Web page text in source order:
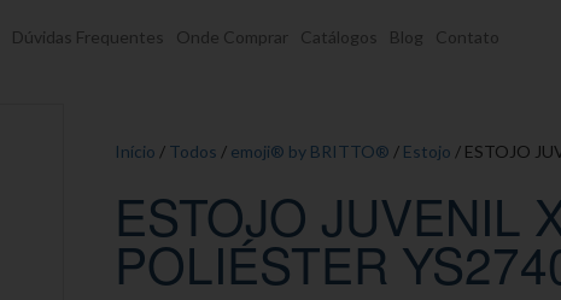
Dúvidas Frequentes Onde Comprar Catálogos Blog Contato
Início / Todos / emoji® by BRITTO® / Estojo / ESTOJO
ESTOJO JUVENIL
POLIÉSTER